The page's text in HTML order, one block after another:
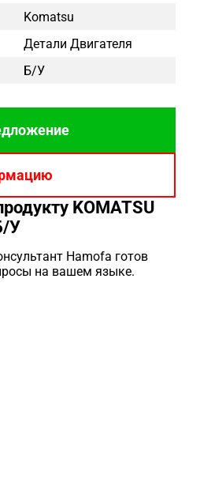
Komatsu
Детали Двигателя
Б/у
KOMATSU
У
Hamofa готов
на вашем языке.